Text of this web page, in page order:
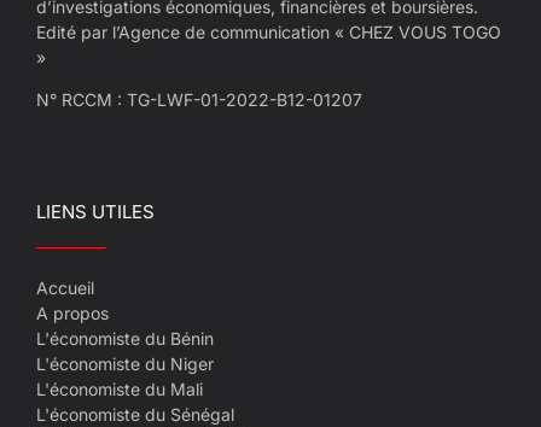
d’investigations économiques, financières et boursières.
Edité par l’Agence de communication « CHEZ VOUS TOGO
»
N° RCCM : TG-LWF-01-2022-B12-01207
LIENS UTILES
Accueil
A propos
L'économiste du Bénin
L'économiste du Niger
L'économiste du Mali
L'économiste du Sénégal